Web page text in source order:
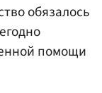
обязалось
помощи